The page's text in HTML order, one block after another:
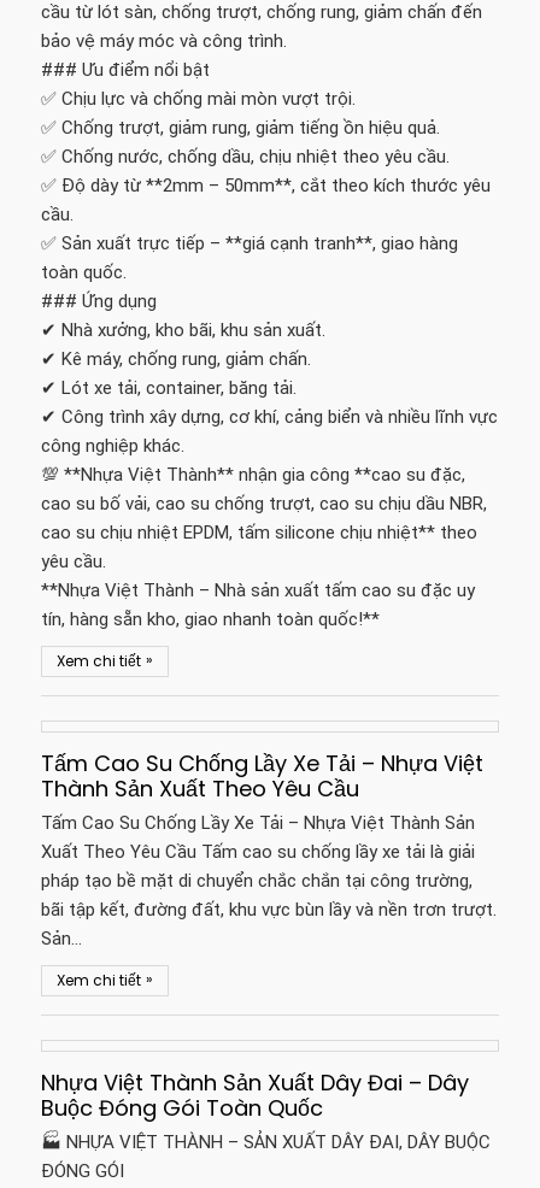
cầu từ lót sàn, chống trượt, chống rung, giảm chấn đến
bảo vệ máy móc và công trình.
### Ưu điểm nổi bật
✅ Chịu lực và chống mài mòn vượt trội.
✅ Chống trượt, giảm rung, giảm tiếng ồn hiệu quả.
✅ Chống nước, chống dầu, chịu nhiệt theo yêu cầu.
✅ Độ dày từ **2mm – 50mm**, cắt theo kích thước yêu
cầu.
✅ Sản xuất trực tiếp – **giá cạnh tranh**, giao hàng
toàn quốc.
### Ứng dụng
✔ Nhà xưởng, kho bãi, khu sản xuất.
✔ Kê máy, chống rung, giảm chấn.
✔ Lót xe tải, container, băng tải.
✔ Công trình xây dựng, cơ khí, cảng biển và nhiều lĩnh vực
công nghiệp khác.
💯 **Nhựa Việt Thành** nhận gia công **cao su đặc,
cao su bố vải, cao su chống trượt, cao su chịu dầu NBR,
cao su chịu nhiệt EPDM, tấm silicone chịu nhiệt** theo
yêu cầu.
**Nhựa Việt Thành – Nhà sản xuất tấm cao su đặc uy
tín, hàng sẵn kho, giao nhanh toàn quốc!**
Xem chi tiết »
Tấm Cao Su Chống Lầy Xe Tải – Nhựa Việt
Thành Sản Xuất Theo Yêu Cầu
Tấm Cao Su Chống Lầy Xe Tải – Nhựa Việt Thành Sản
Xuất Theo Yêu Cầu Tấm cao su chống lầy xe tải là giải
pháp tạo bề mặt di chuyển chắc chắn tại công trường,
bãi tập kết, đường đất, khu vực bùn lầy và nền trơn trượt.
Sản…
Xem chi tiết »
Nhựa Việt Thành Sản Xuất Dây Đai – Dây
Buộc Đóng Gói Toàn Quốc
🏭 NHỰA VIỆT THÀNH – SẢN XUẤT DÂY ĐAI, DÂY BUỘC
ĐÓNG GÓI